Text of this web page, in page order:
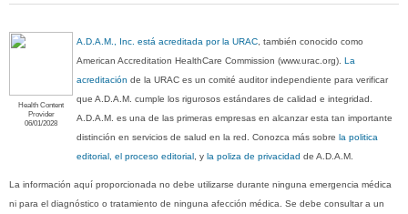
Health Content
Provider
06/01/2028
A.D.A.M., Inc. está acreditada por la URAC , también conocido como
American Accreditation HealthCare Commission (www.urac.org).La
acreditación de la URAC es un comité auditor independiente para verificar
que A.D.A.M. cumple los rigurosos estándares de calidad e integridad.
A.D.A.M. es una de las primeras empresas en alcanzar esta tan importante
distinción en servicios de salud en la red. Conozca más sobrela politica
editorial, el proceso editorial , yla poliza de privacidad de A.D.A.M.
La información aquí proporcionada no debe utilizarse durante ninguna emergencia médica
ni para el diagnóstico o tratamiento de ninguna afección médica. Se debe consultar a un